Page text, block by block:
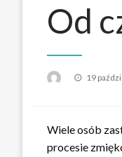
Od
19
Wiele osób
procesie